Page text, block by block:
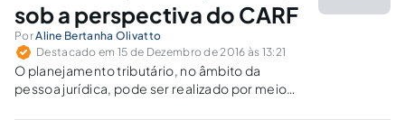
sob a perspectiva do CARF
PorAline Bertanha Olivatto
Destacado em 15 de Dezembro de 2016 às 13:21
O planejamento tributário, no âmbito da
pessoa jurídica, pode ser realizado por meio